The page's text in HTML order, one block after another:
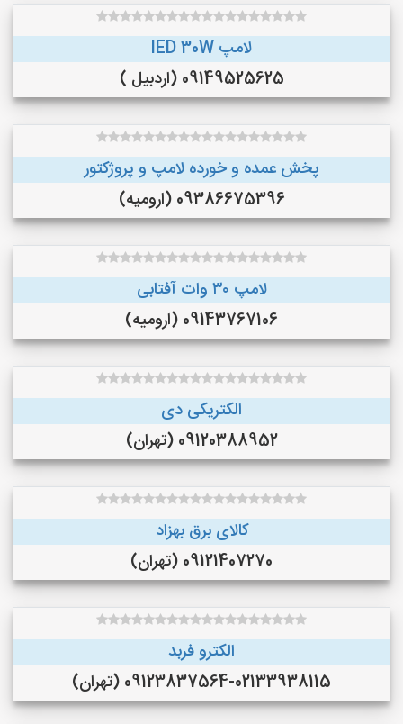
لامپ lED 30W
09149525625 (اردبیل )
پخش عمده و خورده لامپ و پروژکتور
09386675396 (ارومیه)
لامپ ۳۰ وات آفتابی
09143767106 (ارومیه)
الکتریکی دی
09120388952 (تهران)
کالای برق بهزاد
09121407270 (تهران)
الکترو فربد
09123837564-02133938115 (تهران)